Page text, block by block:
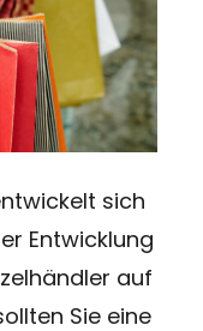
sich
Entwicklung
auf
Sie eine